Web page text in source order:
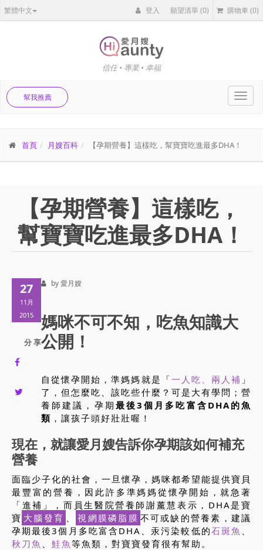
繁體中文 登入 願望清單(0) 購物車 (0)
信任 • 專業 • 幸福
幫我推薦
首頁 月嫂百科 【孕期營養】這樣吃，幫寶寶吃進最多DHA！
【孕期營養】這樣吃，
幫寶寶吃進最多DHA！
27
11月
2015
分 享
by 愛月嫂
媽咪不可不知，吃魚知識大
公開！
自從懷孕開始，準媽媽就是「一人吃、兩人補 」
了，但怎麼吃、該吃些什麼？可是大有學問；營
養師建議，孕期 最後3個月多吃富含DHA的魚
類 ，讓孩子頭好壯壯喔！
現在，就讓愛月嫂告訴你孕期該如何補充
營養
面臨少子化的社會，一旦懷孕，媽咪都希望能提供寶貝
最豐富的營養，因此許多準媽媽從懷孕開始，就急著
「進補」，而員生醫院營養師謝薰慧表示，DHA是寶
寶 大腦發育 、 視網膜磷脂膜 不可或缺的營養素，建議
孕期最後3個月多吃富含DHA、汞污染較低的石斑魚 、
秋刀魚 、 鮭魚等魚類，對寶寶發育很有幫助。